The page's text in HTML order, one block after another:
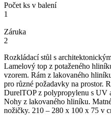
Počet ks v balení
1
Záruka
2
Rozkládací stůl s
Lamelový top z potaženého
vzorem. Rám z lakovaného
pro různé požadavky na prostor.
DurelTOP z polypropylenu s UV
Nohy z lakovaného hliníku.
nožičky. 210 – 280 x 100 x 75 v